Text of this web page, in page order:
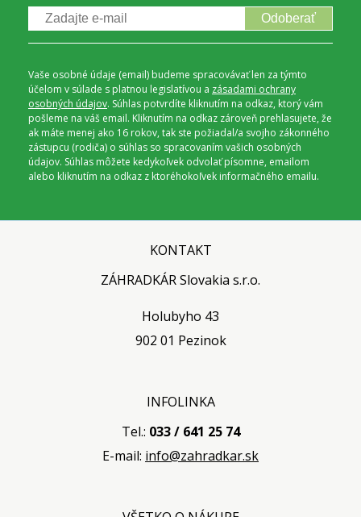
Odoberať
Vaše osobné údaje (email) budeme spracovávať len za týmto
účelom v súlade s platnou legislatívou a zásadami ochrany
osobných údajov. Súhlas potvrdíte kliknutím na odkaz, ktorý vám
pošleme na váš email. Kliknutím na odkaz zároveň prehlasujete, že
ak máte menej ako 16 rokov, tak ste požiadal/a svojho zákonného
zástupcu (rodiča) o súhlas so spracovaním vašich osobných
údajov. Súhlas môžete kedykoľvek odvolať písomne, emailom
alebo kliknutím na odkaz z ktoréhokoľvek informačného emailu.
KONTAKT
ZÁHRADKÁR Slovakia s.r.o.
Holubyho 43
902 01 Pezinok
INFOLINKA
Tel.: 033 / 641 25 74
E-mail: info@zahradkar.sk